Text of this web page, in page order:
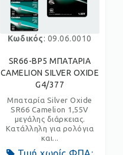
Κωδικός: 09.06.0010
SR66-BP5 ΜΠΑΤΑΡΙΑ
CAMELION SILVER OXIDE
G4/377
Μπαταρία Silver Oxide
SR66 Camelion 1,55V
μεγάλης διάρκειας.
Κατάλληλη για ρολόγια
και...